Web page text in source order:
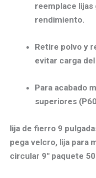
reemplace lijas
rendimiento.
Retire polvo y
evitar carga
Para acabado
superiores
lija de fierro 9
pega velcro, lija para
circular 9″ paquete